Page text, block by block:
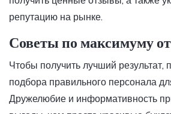
репутацию на рынке.
Советы по максимуму
Чтобы получить лучший результат,
подбора правильного персонала
Дружелюбие и информативность